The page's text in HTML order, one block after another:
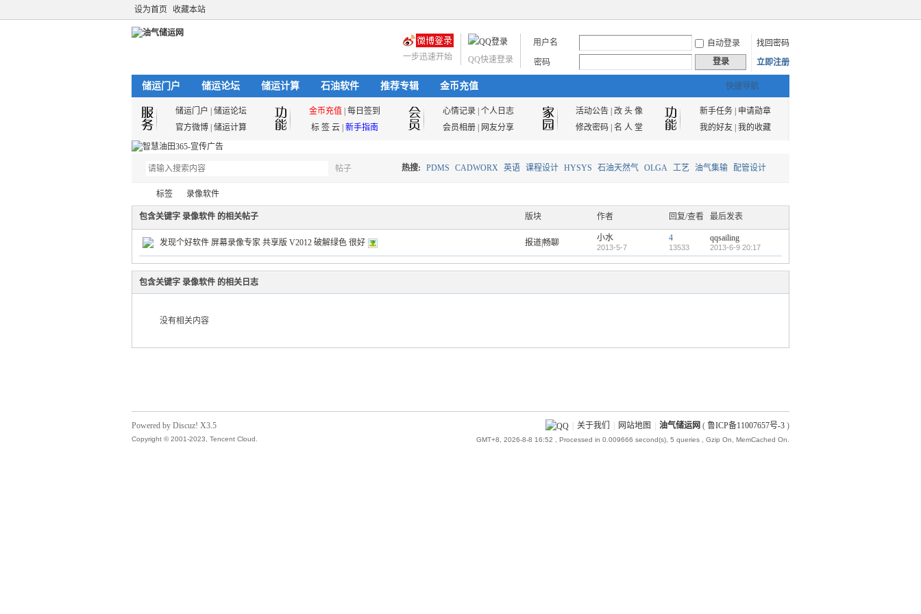
设为首页 收藏本站
用户名 自动登录
找回密码
密码
登录 立即注册
QQ快速登录
一步迅速开始
快捷导航
储运门户 储运论坛 储运计算 石油软件 推荐专辑 金币充值
储运门户 储运论坛 金币充值 每日签到 心情记录 个人日志 活动公告| 改 头 像 新手任务|
申请勋章
官方微博 储运计算 标 签 云 新手指南 会员相册 网友分享 修改密码| 名 人 堂 我的好友| 我的收藏
帖子
索
热搜: PDMS CADWORX 英语 课程设计 HYSYS 石油天然气 OLGA 工艺 油气集输 配管设计
标签 录像软件
包含关键字 录像软件 的相关帖子 版块 作者 回复/查看 最后发表
发现个好软件 屏幕录像专家 共享版 V2012 破解绿色 很好 报道|畅聊 小水
2013-5-7
4
13533
qqsailing
2013-6-9 20:17
包含关键字 录像软件 的相关日志
没有相关内容
关于我们 网站地图 油气储运网 ( 鲁ICP备11007657号-3 )
GMT+8, 2026-8-8 16:52 , Processed in 0.009666 second(s), 5 queries , Gzip On, MemCached On.
Powered by Discuz! X3.5
Copyright © 2001-2023, Tencent Cloud.